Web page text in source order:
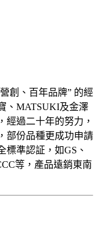
創、百年品牌” 的經
、MATSUKI及金澤
經過二十年的努力，
部份品種更成功申請
標準認証，如GS、
等，產品遠銷東南